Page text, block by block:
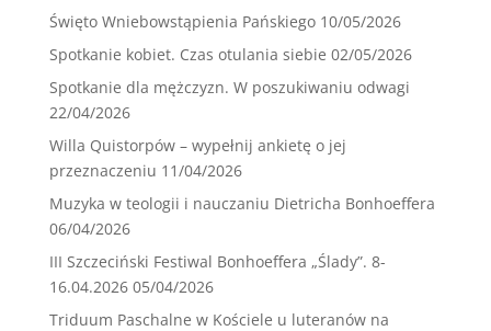
Święto Wniebowstąpienia Pańskiego 10/05/2026
Spotkanie kobiet. Czas otulania siebie 02/05/2026
Spotkanie dla mężczyzn. W poszukiwaniu odwagi
22/04/2026
Willa Quistorpów – wypełnij ankietę o jej
przeznaczeniu 11/04/2026
Muzyka w teologii i nauczaniu Dietricha Bonhoeffera
06/04/2026
III Szczeciński Festiwal Bonhoeffera „Ślady”. 8-
16.04.2026 05/04/2026
Triduum Paschalne w Kościele u luteranów na